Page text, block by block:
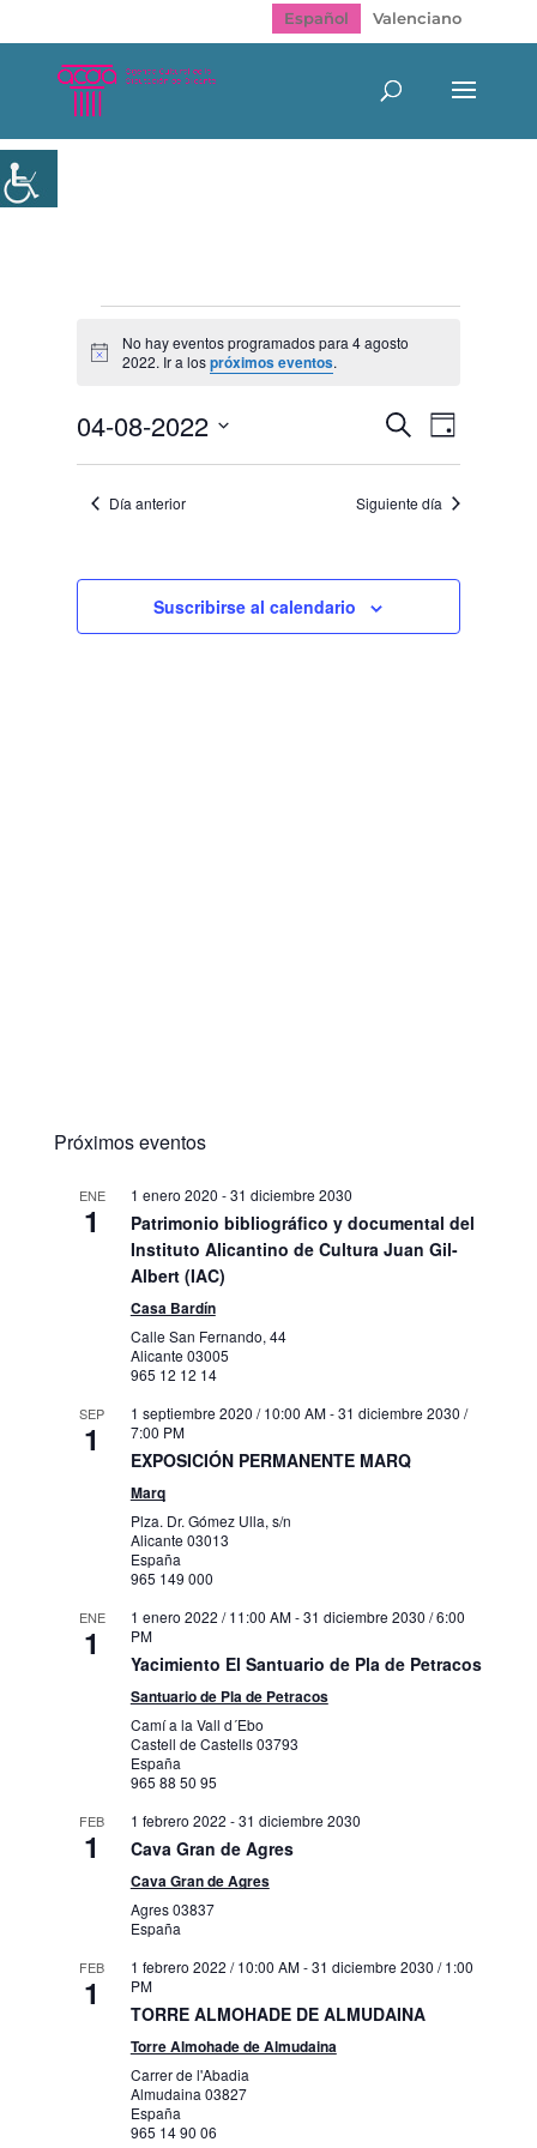
Español Valenciano
en
agosto
2022
Aviso
No hay eventos programados para 4 agosto
2022. Ir a lospróximos eventos.
Navegación
de
búsqueda
y
vistas
Buscar
de
vistas
Evento
Día
04-08-2022
fecha.Día anterior Siguiente día
Suscribirse al calendario
Próximos eventos
ENE
1
1 enero 2020 -31 diciembre 2030
Patrimonio bibliográfico y documental del
Instituto Alicantino de Cultura Juan Gil-
Albert (IAC)
Casa Bardín
Calle San Fernando, 44
Alicante 03005
965 12 12 14
SEP
1
1 septiembre 2020 / 10:00 AM-31 diciembre 2030 /
7:00 PM
EXPOSICIÓN PERMANENTE MARQ
Marq
Plza. Dr. Gómez Ulla, s/n
Alicante 03013
España
965 149 000
ENE
1
1 enero 2022 / 11:00 AM-31 diciembre 2030 / 6:00
PM
Yacimiento El Santuario de Pla de Petracos
Santuario de Pla de Petracos
Camí a la Vall d´Ebo
Castell de Castells03793
España
965 88 50 95
FEB
1
1 febrero 2022 -31 diciembre 2030
Cava Gran de Agres
Cava Gran de Agres
Agres03837
España
FEB
1
1 febrero 2022 / 10:00 AM-31 diciembre 2030 / 1:00
PM
TORRE ALMOHADE DE ALMUDAINA
Torre Almohade de Almudaina
Carrer de l'Abadia
Almudaina 03827
España
965 14 90 06